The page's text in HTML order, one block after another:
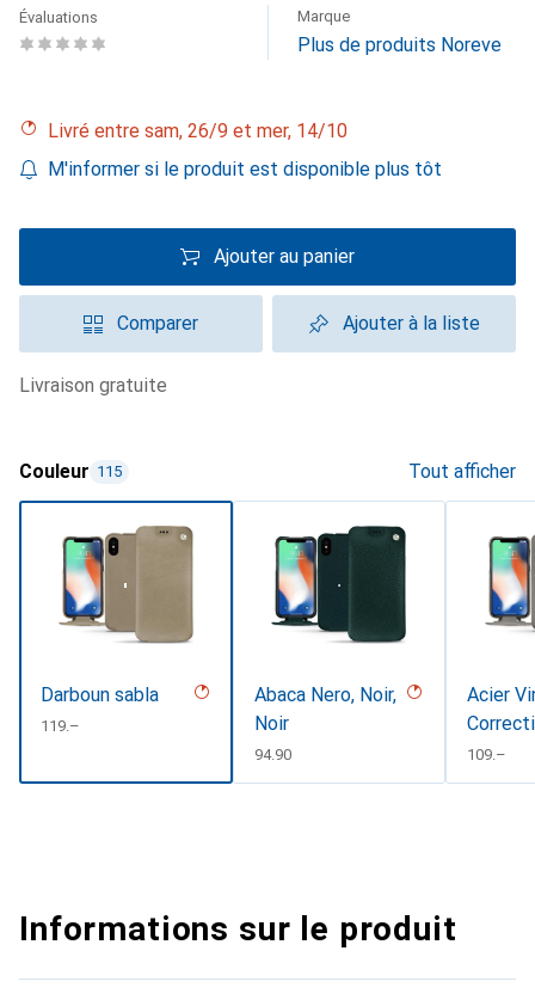
Évaluations Marque
Plus de produits Noreve
Livré entre sam, 26/9 et mer, 14/10
M'informer si le produit est disponible plus tôt
Ajouter au panier
Comparer Ajouter à la liste
livraison gratuite
Couleur 115 Tout afficher
Darboun sabla
CHF
119.–
Abaca Nero, Noir,
Noir
CHF
94.90
Acier
CHF
109.–
Informations sur le produit